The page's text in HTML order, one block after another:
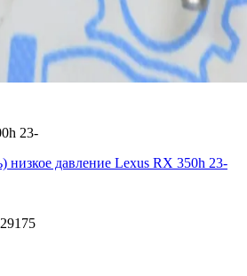
23-
низкое давление Lexus RX 350h 23-